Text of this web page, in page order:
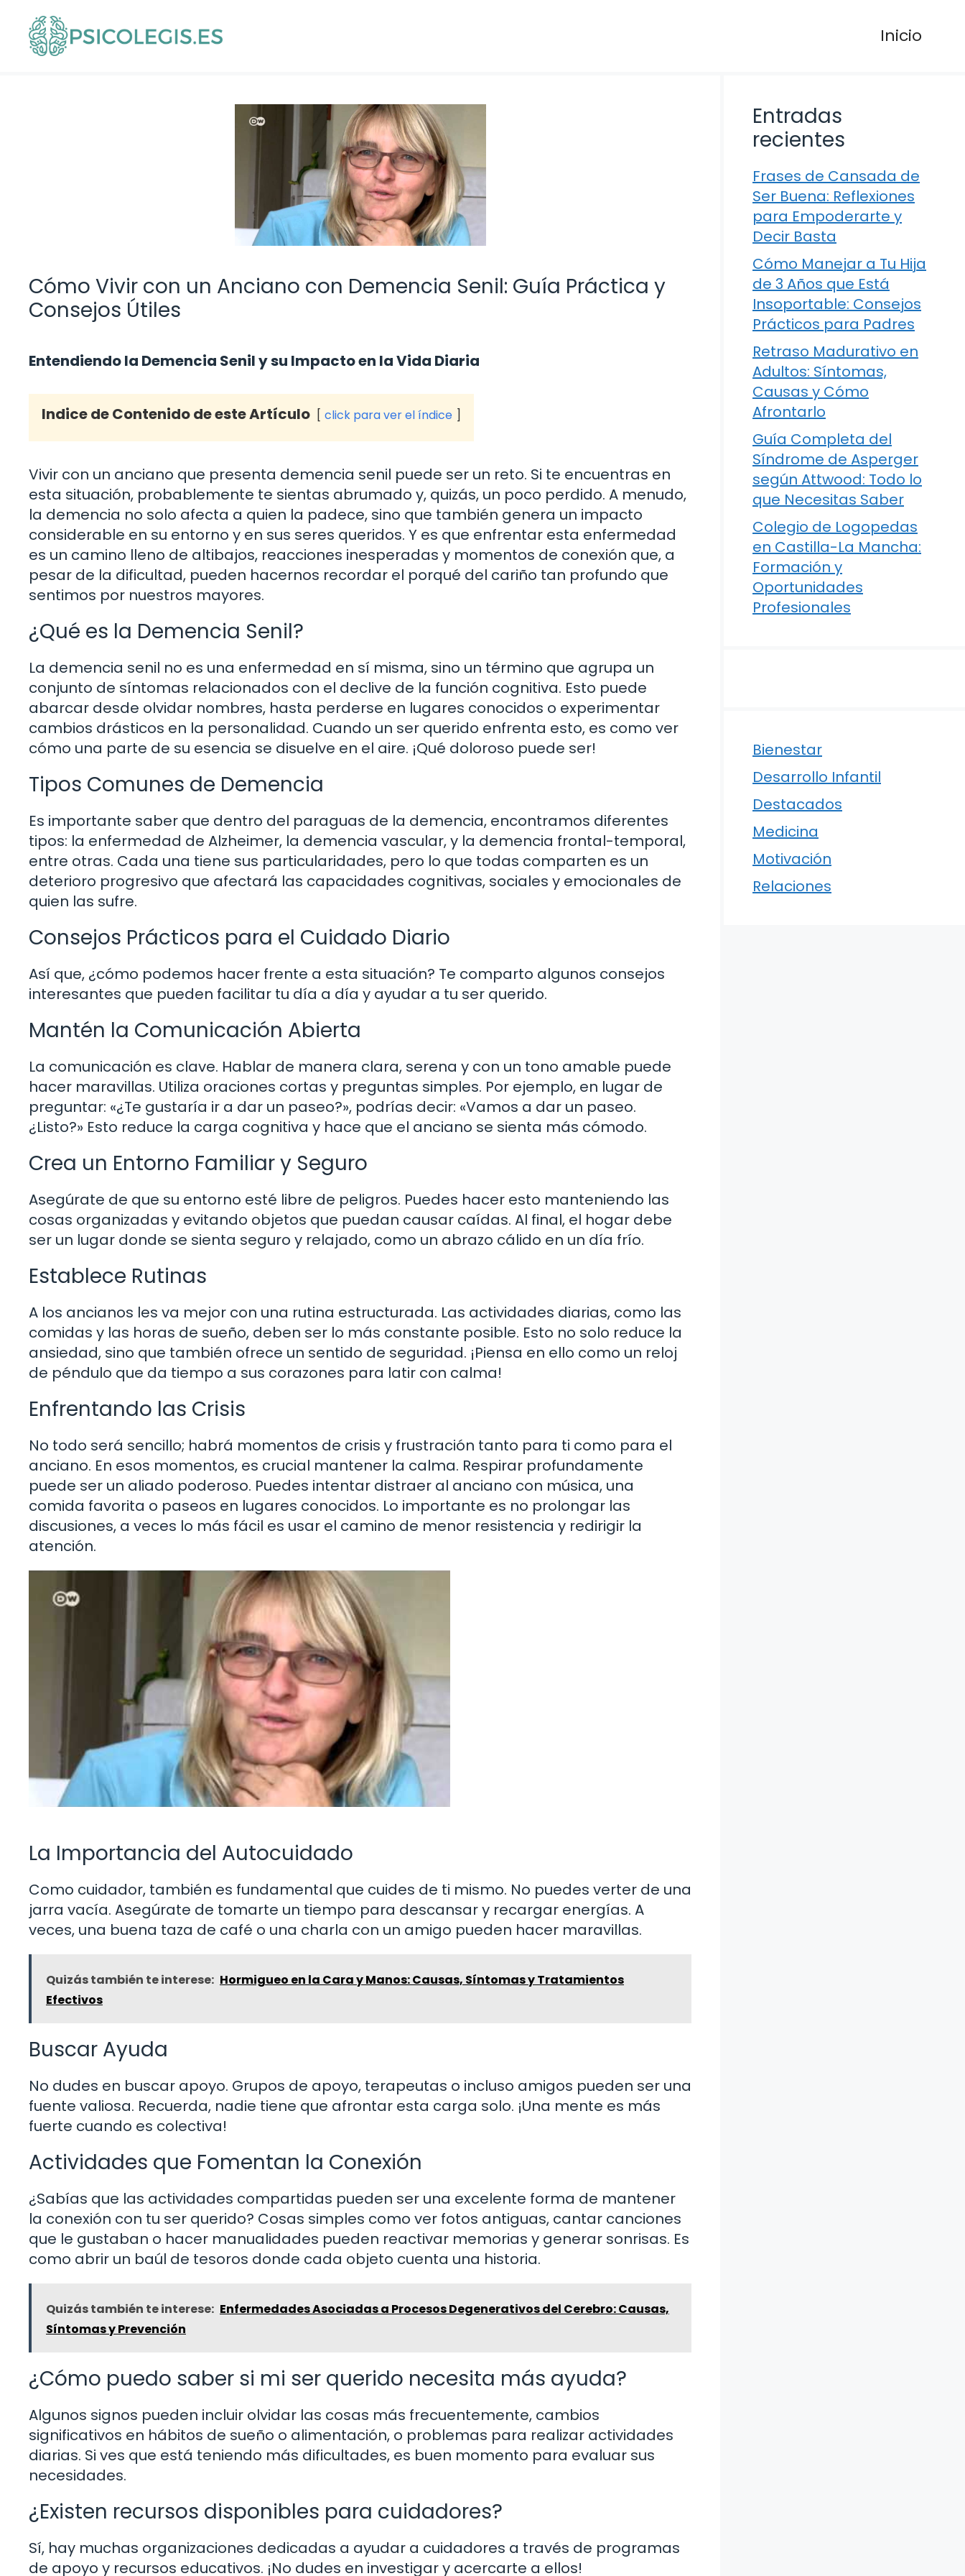
contenido
Inicio
Cómo Vivir con un Anciano con Demencia Senil: Guía Práctica y
Consejos Útiles
Entendiendo la Demencia Senil y su Impacto en la Vida Diaria
Indice de Contenido de este Artículo click para ver el índice
Vivir con un anciano que presenta demencia senil puede ser un reto. Si te encuentras en
esta situación, probablemente te sientas abrumado y, quizás, un poco perdido. A menudo,
la demencia no solo afecta a quien la padece, sino que también genera un impacto
considerable en su entorno y en sus seres queridos. Y es que enfrentar esta enfermedad
es un camino lleno de altibajos, reacciones inesperadas y momentos de conexión que, a
pesar de la dificultad, pueden hacernos recordar el porqué del cariño tan profundo que
sentimos por nuestros mayores.
¿Qué es la Demencia Senil?
La demencia senil no es una enfermedad en sí misma, sino un término que agrupa un
conjunto de síntomas relacionados con el declive de la función cognitiva. Esto puede
abarcar desde olvidar nombres, hasta perderse en lugares conocidos o experimentar
cambios drásticos en la personalidad. Cuando un ser querido enfrenta esto, es como ver
cómo una parte de su esencia se disuelve en el aire. ¡Qué doloroso puede ser!
Tipos Comunes de Demencia
Es importante saber que dentro del paraguas de la demencia, encontramos diferentes
tipos: la enfermedad de Alzheimer, la demencia vascular, y la demencia frontal-temporal,
entre otras. Cada una tiene sus particularidades, pero lo que todas comparten es un
deterioro progresivo que afectará las capacidades cognitivas, sociales y emocionales de
quien las sufre.
Consejos Prácticos para el Cuidado Diario
Así que, ¿cómo podemos hacer frente a esta situación? Te comparto algunos consejos
interesantes que pueden facilitar tu día a día y ayudar a tu ser querido.
Mantén la Comunicación Abierta
La comunicación es clave. Hablar de manera clara, serena y con un tono amable puede
hacer maravillas. Utiliza oraciones cortas y preguntas simples. Por ejemplo, en lugar de
preguntar: «¿Te gustaría ir a dar un paseo?», podrías decir: «Vamos a dar un paseo.
¿Listo?» Esto reduce la carga cognitiva y hace que el anciano se sienta más cómodo.
Crea un Entorno Familiar y Seguro
Asegúrate de que su entorno esté libre de peligros. Puedes hacer esto manteniendo las
cosas organizadas y evitando objetos que puedan causar caídas. Al final, el hogar debe
ser un lugar donde se sienta seguro y relajado, como un abrazo cálido en un día frío.
Establece Rutinas
A los ancianos les va mejor con una rutina estructurada. Las actividades diarias, como las
comidas y las horas de sueño, deben ser lo más constante posible. Esto no solo reduce la
ansiedad, sino que también ofrece un sentido de seguridad. ¡Piensa en ello como un reloj
de péndulo que da tiempo a sus corazones para latir con calma!
Enfrentando las Crisis
No todo será sencillo; habrá momentos de crisis y frustración tanto para ti como para el
anciano. En esos momentos, es crucial mantener la calma. Respirar profundamente
puede ser un aliado poderoso. Puedes intentar distraer al anciano con música, una
comida favorita o paseos en lugares conocidos. Lo importante es no prolongar las
discusiones, a veces lo más fácil es usar el camino de menor resistencia y redirigir la
atención.
La Importancia del Autocuidado
Como cuidador, también es fundamental que cuides de ti mismo. No puedes verter de una
jarra vacía. Asegúrate de tomarte un tiempo para descansar y recargar energías. A
veces, una buena taza de café o una charla con un amigo pueden hacer maravillas.
Quizás también te interese: Hormigueo en la Cara y Manos: Causas, Síntomas y Tratamientos
Efectivos
Buscar Ayuda
No dudes en buscar apoyo. Grupos de apoyo, terapeutas o incluso amigos pueden ser una
fuente valiosa. Recuerda, nadie tiene que afrontar esta carga solo. ¡Una mente es más
fuerte cuando es colectiva!
Actividades que Fomentan la Conexión
¿Sabías que las actividades compartidas pueden ser una excelente forma de mantener
la conexión con tu ser querido? Cosas simples como ver fotos antiguas, cantar canciones
que le gustaban o hacer manualidades pueden reactivar memorias y generar sonrisas. Es
como abrir un baúl de tesoros donde cada objeto cuenta una historia.
Quizás también te interese: Enfermedades Asociadas a Procesos Degenerativos del Cerebro: Causas,
Síntomas y Prevención
¿Cómo puedo saber si mi ser querido necesita más ayuda?
Algunos signos pueden incluir olvidar las cosas más frecuentemente, cambios
significativos en hábitos de sueño o alimentación, o problemas para realizar actividades
diarias. Si ves que está teniendo más dificultades, es buen momento para evaluar sus
necesidades.
¿Existen recursos disponibles para cuidadores?
Sí, hay muchas organizaciones dedicadas a ayudar a cuidadores a través de programas
de apoyo y recursos educativos. ¡No dudes en investigar y acercarte a ellos!
Entradas
recientes
Frases de Cansada de
Ser Buena: Reflexiones
para Empoderarte y
Decir Basta
Cómo Manejar a Tu Hija
de 3 Años que Está
Insoportable: Consejos
Prácticos para Padres
Retraso Madurativo en
Adultos: Síntomas,
Causas y Cómo
Afrontarlo
Guía Completa del
Síndrome de Asperger
según Attwood: Todo lo
que Necesitas Saber
Colegio de Logopedas
en Castilla-La Mancha:
Formación y
Oportunidades
Profesionales
Bienestar
Desarrollo Infantil
Destacados
Medicina
Motivación
Relaciones